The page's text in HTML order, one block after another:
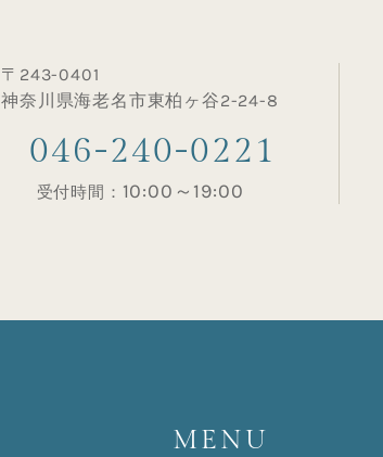
〒243-0401
神奈川県海老名市東柏ヶ谷2-24-8
046-240-0221
受付時間： 10:00～19:00
MENU